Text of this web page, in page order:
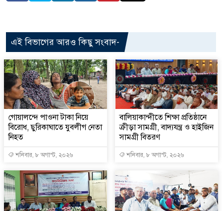
এই বিভাগের আরও কিছু সংবাদ-
গোয়ালন্দে পাওনা টাকা নিয়ে
বিরোধ, ছুরিকাঘাতে যুবলীগ নেতা
নিহত
শনিবার, ৮ অগাস্ট, ২০২৬
বালিয়াকান্দীতে শিক্ষা প্রতিষ্ঠানে
ক্রীড়া সামগ্রী, বাদ্যযন্ত্র ও হাইজিন
সামগ্রী বিতরণ
শনিবার, ৮ অগাস্ট, ২০২৬